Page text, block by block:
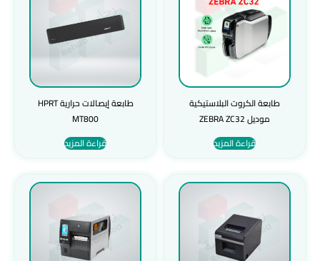
طابعة الكروت البلاستيكية
موديل ZEBRA ZC32
قراءة المزيد
طابعة إيصالات حرارية HPRT
MT800
قراءة المزيد